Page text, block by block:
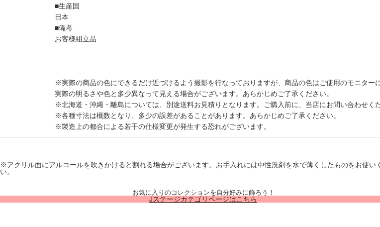
■生産国
日本
■備考
お客様組立品
※実際の商品の色にできるだけ近づけるよう撮影を行なっておりますが、商品の色はご使用のモニター
実際の明るさや色と多少異なって見える場合がございます。あらかじめご了承ください。
※北海道・沖縄・離島については、別途送料お見積りとなります。ご購入前に、当店にお問い合わせく
※各種寸法は概数となり、多少の誤差があることがあります。あらかじめご了承ください。
※製造上の都合による若干の仕様変更が発生する恐れがございます。
※アクリル面にアルコールを吹きかけると割れる場合がございます。お手入れには中性洗剤を水で薄くしたものをお使い
い。
お気に入りのコレクションを自分好みに飾ろう！
Jステージカテゴリページはこちら